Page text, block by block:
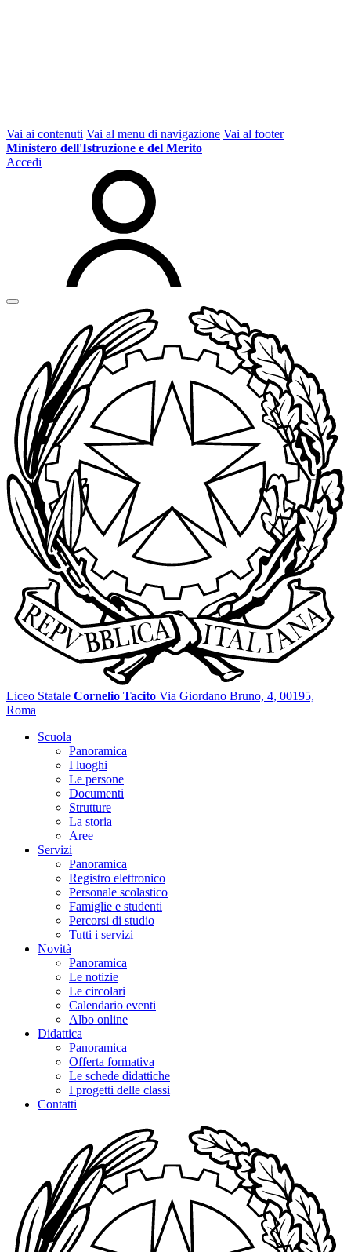
Vai ai contenuti Vai al menu di navigazione Vai al footer
Ministero dell'Istruzione e del Merito
Accedi
Liceo Statale Cornelio Tacito Via Giordano Bruno, 4, 00195,
Roma
Scuola
Panoramica
I luoghi
Le persone
Documenti
Strutture
La storia
Aree
Servizi
Panoramica
Registro elettronico
Personale scolastico
Famiglie e studenti
Percorsi di studio
Tutti i servizi
Novità
Panoramica
Le notizie
Le circolari
Calendario eventi
Albo online
Didattica
Panoramica
Offerta formativa
Le schede didattiche
I progetti delle classi
Contatti